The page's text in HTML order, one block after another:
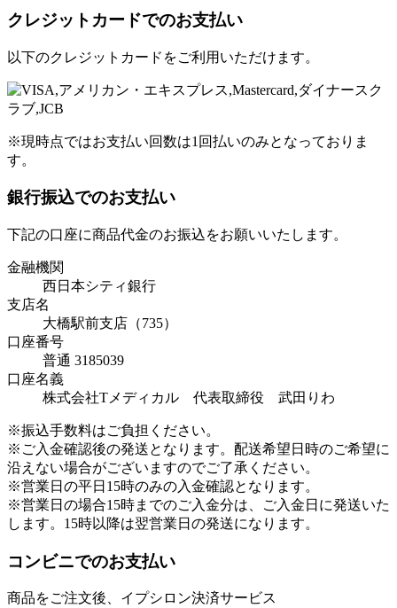
クレジットカードでのお支払い
以下のクレジットカードをご利用いただけます。
※現時点ではお支払い回数は1回払いのみとなっておりま
す。
銀行振込でのお支払い
下記の口座に商品代金のお振込をお願いいたします。
金融機関
西日本シティ銀行
支店名
大橋駅前支店（735）
口座番号
普通 3185039
口座名義
株式会社Tメディカル 代表取締役 武田りわ
※振込手数料はご負担ください。
※ご入金確認後の発送となります。配送希望日時のご希望に
沿えない場合がございますのでご了承ください。
※営業日の平日15時のみの入金確認となります。
※営業日の場合15時までのご入金分は、ご入金日に発送いた
します。15時以降は翌営業日の発送になります。
コンビニでのお支払い
商品をご注文後、イプシロン決済サービス